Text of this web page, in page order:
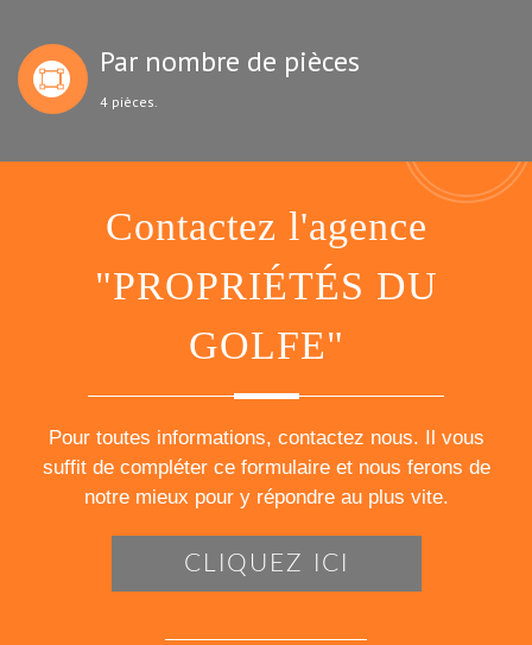
Par nombre de pièces
4 pièces.
Contactez l'agence
"PROPRIÉTÉS DU
GOLFE"
Pour toutes informations, contactez nous. Il vous
suffit de compléter ce formulaire et nous ferons de
notre mieux pour y répondre au plus vite.
CLIQUEZ ICI